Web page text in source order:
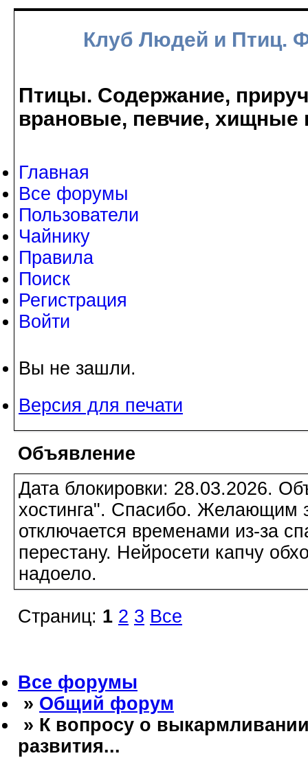
Клуб Людей и Птиц.
Птицы. Содержание,
врановые, певчие, хищные
Главная
Все форумы
Пользователи
Чайнику
Правила
Поиск
Регистрация
Войти
Вы не зашли.
Версия для печати
Объявление
Дата блокировки: 28.03.2026.
хостинга". Спасибо. Желающим
отключается временами из-за
перестану. Нейросети капчу
надоело.
Страниц: 1 2 3 Все
Все форумы
» Общий форум
» К вопросу о
развития...